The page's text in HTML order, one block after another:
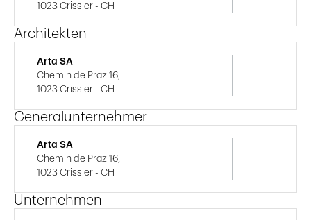
1023 Crissier - CH
Architekten
Arta SA
Chemin de Praz 16,
1023 Crissier - CH
Generalunternehmer
Arta SA
Chemin de Praz 16,
1023 Crissier - CH
Unternehmen